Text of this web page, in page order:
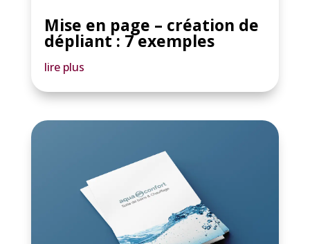
Mise en page – création de
dépliant : 7 exemples
lire plus